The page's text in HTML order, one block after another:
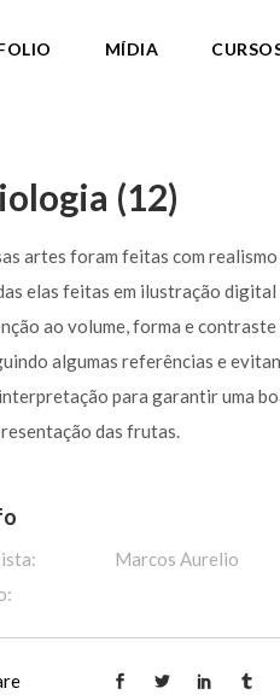
MÍDIA
(12)
artes foram feitas com
elas feitas em ilustração digital
ao volume, forma e
algumas referências e
para garantir uma
das frutas.
Marcos Aurelio